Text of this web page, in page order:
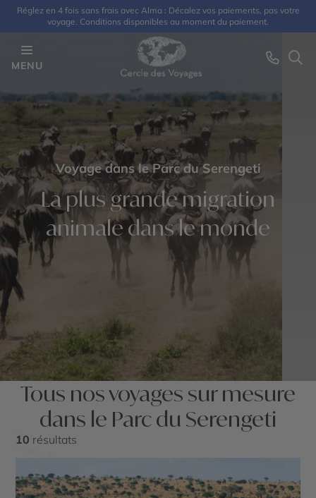
Réglez en 4 fois sans frais avec Alma : Décalez vos paiements, pas votre
voyage. Conditions disponibles au moment du paiement.
MENU
Voyage dans le Parc du Serengeti
La plus grande migration
animale dans le monde
Tous nos voyages sur mesure
dans le Parc du Serengeti
10 résultats